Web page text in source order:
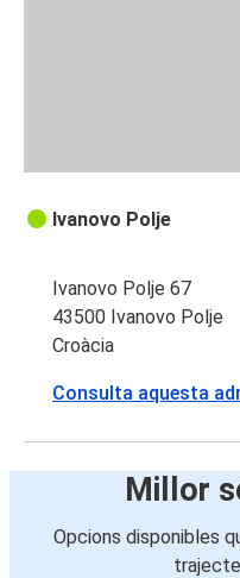
Ivanovo Polje
Ivanovo Polje 67
43500 Ivanovo Polje
Croàcia
Consulta aquesta
Millor
Opcions disponibles